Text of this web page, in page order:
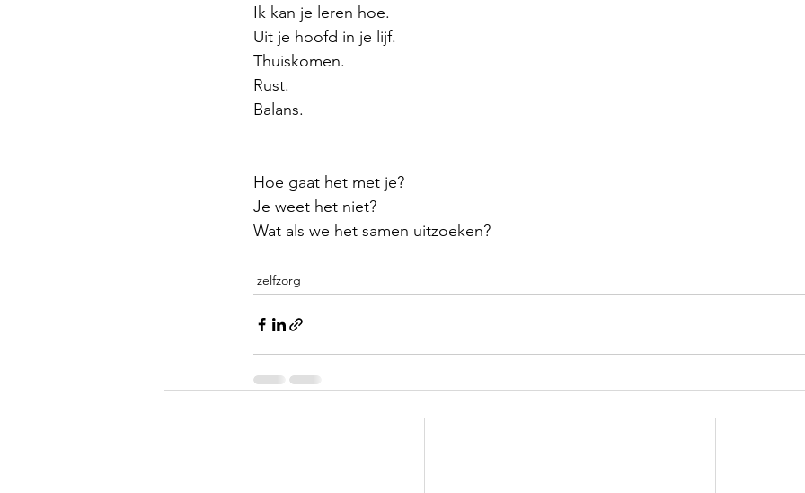
Ik kan je leren hoe.
Uit je hoofd in je lijf.
Thuiskomen.
Rust.
Balans.
Hoe gaat het met je?
Je weet het niet?
Wat als we het samen uitzoeken?
zelfzorg